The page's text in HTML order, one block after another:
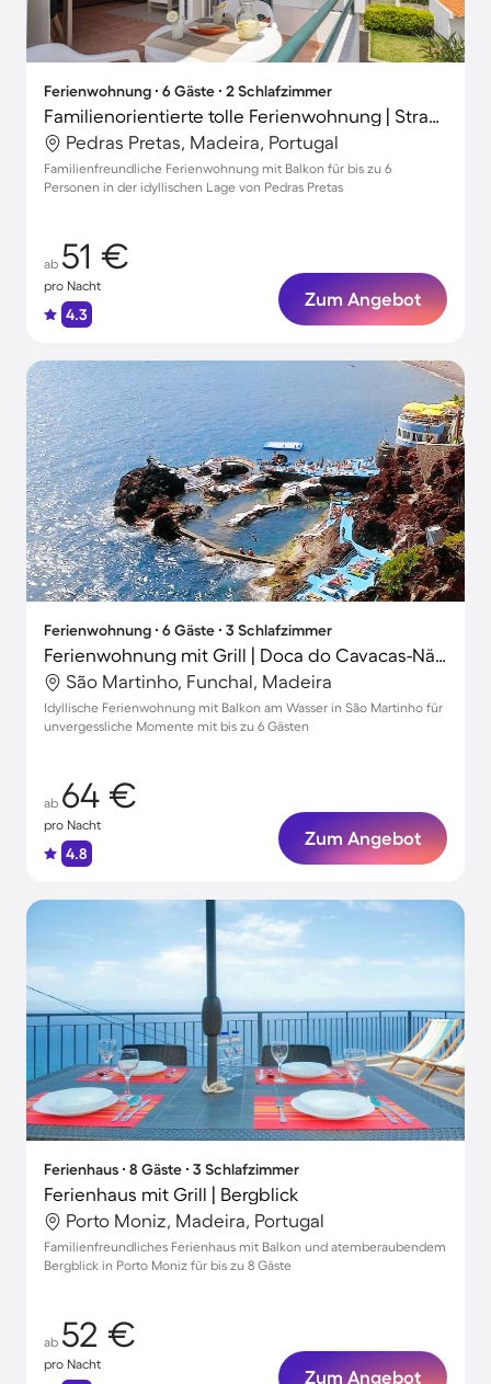
Ferienwohnung ∙ 6 Gäste ∙ 2 Schlafzimmer
Familienorientierte tolle Ferienwohnung | Strand in der Nähe | Perfekt für die Arbeit von Zuhause
Pedras Pretas, Madeira, Portugal
Familienfreundliche Ferienwohnung mit Balkon für bis zu 6
Personen in der idyllischen Lage von Pedras Pretas
ab 51 €
pro Nacht
4.3
Zum Angebot
Ferienwohnung ∙ 6 Gäste ∙ 3 Schlafzimmer
Ferienwohnung mit Grill | Doca do Cavacas-Nähe | Stadtblick
São Martinho, Funchal, Madeira
Idyllische Ferienwohnung mit Balkon am Wasser in São Martinho für
unvergessliche Momente mit bis zu 6 Gästen
ab 64 €
pro Nacht
4.8
Zum Angebot
Ferienhaus ∙ 8 Gäste ∙ 3 Schlafzimmer
Ferienhaus mit Grill | Bergblick
Porto Moniz, Madeira, Portugal
Familienfreundliches Ferienhaus mit Balkon und atemberaubendem
Bergblick in Porto Moniz für bis zu 8 Gäste
ab 52 €
pro Nacht
Zum Angebot